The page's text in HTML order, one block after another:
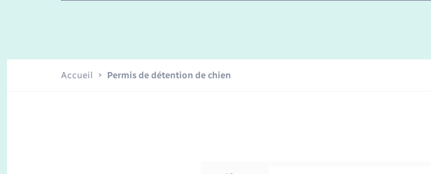
Enfants – Jeunes
Accueil Permis de détention de chien